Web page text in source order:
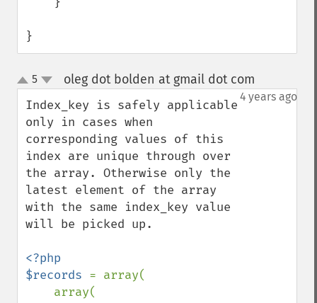
}
up
down
5 oleg dot bolden at gmail dot com
4 years ago
Index_key is safely applicable
only in cases when
corresponding values of this
index are unique through over
the array. Otherwise only the
latest element of the array
with the same index_key value
will be picked up.
<?php
$records = array(